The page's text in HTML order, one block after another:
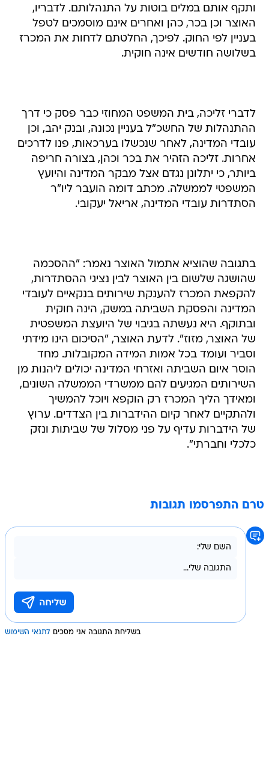
ותקף אותם במלים בוטות על התנהלותם. לדבריו,
האוצר וכן בכר, כהן ואחרים אינם מוסמכים לטפל
בעניין לפי החוק. לפיכך, החלטתם לדחות את המכרז
בשלושה חודשים אינה חוקית.
לדברי זליכה, בית המשפט המחוזי כבר פסק כי דרך
ההתנהלות של החשכ"ל בעניין נכונה, ובנק יהב, וכן
עובדי המדינה, לאחר שנכשלו בערכאות, פנו לדרכים
אחרות. זליכה הזהיר את בכר וכהן, בצורה חריפה
ביותר, כי יתלונן נגדם אצל מבקר המדינה והיועץ
המשפטי לממשלה. מכתב דומה הועבר ליו"ר
הסתדרות עובדי המדינה, אריאל יעקובי.
בתגובה שהוציא אתמול האוצר נאמר: "ההסכמה
שהושגה שלשום בין האוצר לבין נציגי ההסתדרות,
להקפאת המכרז להענקת שירותים בנקאיים לעובדי
המדינה והפסקת השביתה במשק, הינה חוקית
ובתוקף. היא נעשתה בגיבוי של היועצת המשפטית
של האוצר, מזוז". לדעת האוצר, "הסיכום הינו מידתי
וסביר ועומד בכל אמות המידה המקובלות. מחד
הוסר איום השביתה ואזרחי המדינה יכולים ליהנות מן
השירותים המגיעים להם ממשרדי הממשלה השונים,
ומאידך הליך המכרז רק הוקפא ויוכל להמשיך
ולהתקיים לאחר קיום ההידברות בין הצדדים. ערוץ
של הידברות עדיף על פני מסלול של שביתות ונזק
כלכלי וחברתי".
טרם התפרסמו תגובות
בשליחת התגובה אני מסכים לתנאי השימוש